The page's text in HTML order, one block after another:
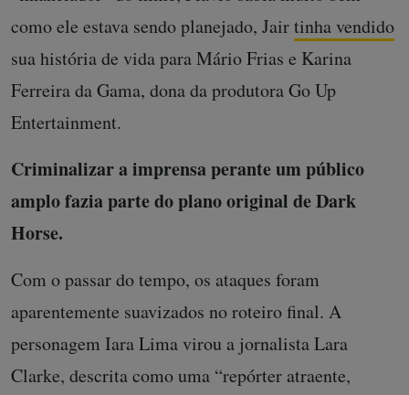
como ele estava sendo planejado, Jairtinha vendido
sua história de vida para Mário Frias e Karina
Ferreira da Gama, dona da produtora Go Up
Entertainment.
Criminalizar a imprensa perante um público
amplo fazia parte do plano original de Dark
Horse.
Com o passar do tempo, os ataques foram
aparentemente suavizados no roteiro final. A
personagem Iara Lima virou a jornalista Lara
Clarke, descrita como uma “repórter atraente,